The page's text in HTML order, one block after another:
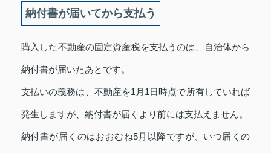
納付書が届いてから支払う
購入した不動産の固定資産税を支払うのは、自治体から
納付書が届いたあとです。
支払いの義務は、不動産を1月1日時点で所有していれば
発生しますが、納付書が届くより前には支払えません。
納付書が届くのはおおむね5月以降ですが、いつ届くの